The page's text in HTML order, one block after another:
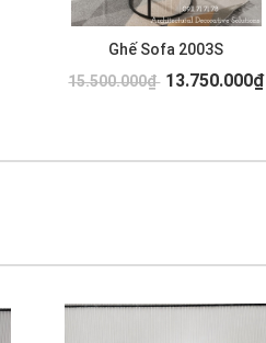
Ghế Sofa 2003S
15.500.000₫ 13.750.000₫